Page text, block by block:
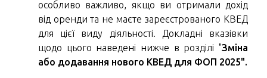
особливо важливо, якщо ви отримали дохід
від оренди та не маєте зареєстрованого КВЕД
для цієї виду діяльності. Докладні вказівки
щодо цього наведені нижче в розділі "Зміна
або додавання нового КВЕД для ФОП 2025".